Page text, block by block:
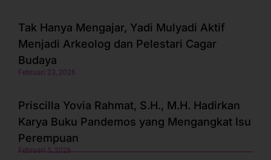
Tak Hanya Mengajar, Yadi Mulyadi Aktif
Menjadi Arkeolog dan Pelestari Cagar
Budaya
Februari 23, 2026
Priscilla Yovia Rahmat, S.H., M.H. Hadirkan
Karya Buku Pandemos yang Mengangkat Isu
Perempuan
Februari 5, 2026